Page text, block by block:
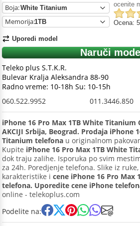
Boja:
Memorija:
Uporedi model
ocenite
Ocena:
Naruči
Teleko plus S.T.K.R.
Bulevar Kralja Aleksandra 88-90
Radno vreme: 10-18h Su: 10-15h
060.522.9952
011.3446.850
iPhone 16 Pro Max 1TB White Titanium
AKCIJI Srbija, Beograd. Prodaja iPhone
Titanium telefona u originalnom
Kupite iPhone 16 Pro Max 1TB White
dok traju zalihe. Isporuka po svim
za 24h. Poredjenje telefona. Slike iz
karakteristike i cene iPhone 16 Pro Max
telefona. Uporedite cene iPhone
online - telekoplus.com
Podelite na: